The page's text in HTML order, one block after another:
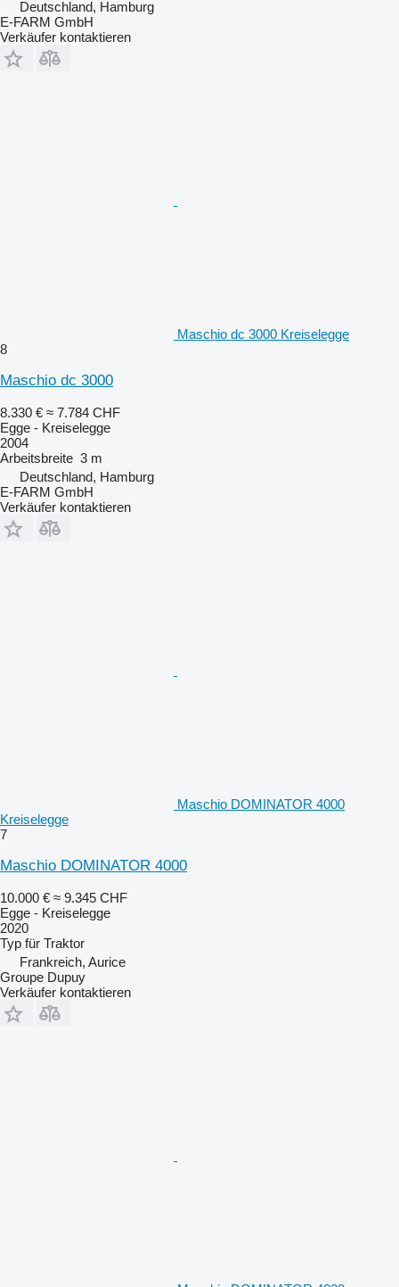
Deutschland, Hamburg
E-FARM GmbH
Verkäufer kontaktieren
Maschio dc 3000 Kreiselegge
8
Maschio dc 3000
8.330 € ≈ 7.784 CHF
Egge - Kreiselegge
2004
Arbeitsbreite 3 m
Deutschland, Hamburg
E-FARM GmbH
Verkäufer kontaktieren
Maschio DOMINATOR 4000
Kreiselegge
7
Maschio DOMINATOR 4000
10.000 € ≈ 9.345 CHF
Egge - Kreiselegge
2020
Typ für Traktor
Frankreich, Aurice
Groupe Dupuy
Verkäufer kontaktieren